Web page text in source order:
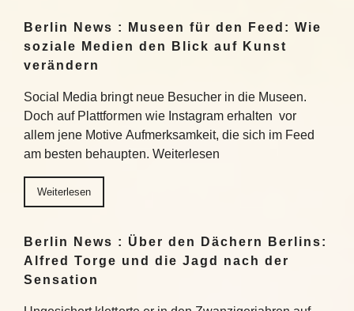
Berlin News : Museen für den Feed: Wie
soziale Medien den Blick auf Kunst
verändern
Social Media bringt neue Besucher in die Museen.
Doch auf Plattformen wie Instagram erhalten vor
allem jene Motive Aufmerksamkeit, die sich im Feed
am besten behaupten. Weiterlesen
Weiterlesen
Berlin News : Über den Dächern Berlins:
Alfred Torge und die Jagd nach der
Sensation